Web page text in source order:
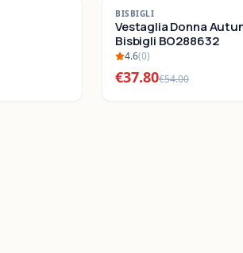
-30%
SALDI
BISBIGLI
Vestaglia Donna
Bisbigli BO288632
4.6(0)
€37.80€54.00